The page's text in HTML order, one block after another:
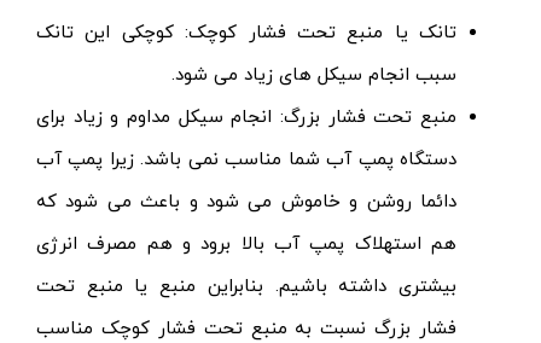
تانک یا منبع تحت فشار کوچک: کوچکی این تانک
سبب انجام سیکل های زیاد می شود.
منبع تحت فشار بزرگ: انجام سیکل مداوم و زیاد برای
دستگاه پمپ آب شما مناسب نمی باشد. زیرا پمپ آب
دائما روشن و خاموش می شود و باعث می شود که
هم استهلاک پمپ آب بالا برود و هم مصرف انرژی
بیشتری داشته باشیم. بنابراین منبع یا منبع تحت
فشار بزرگ نسبت به منبع تحت فشار کوچک مناسب